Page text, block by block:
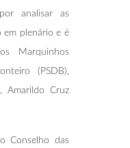
analisar as
em plenário e é
Marquinhos
(PSDB),
Amarildo Cruz
Conselho das